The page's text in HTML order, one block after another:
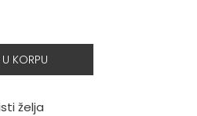
KORPU
želja